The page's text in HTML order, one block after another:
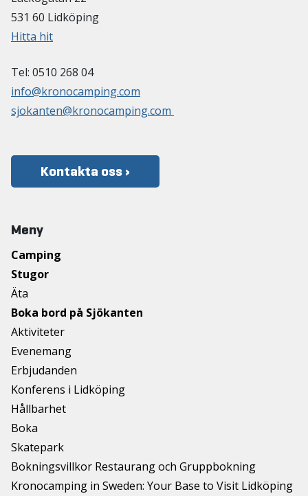
531 60 Lidköping
Hitta hit
Tel: 0510 268 04
info@kronocamping.com
sjokanten@kronocamping.com
Kontakta oss ›
Meny
Camping
Stugor
Äta
Boka bord på Sjökanten
Aktiviteter
Evenemang
Erbjudanden
Konferens i Lidköping
Hållbarhet
Boka
Skatepark
Bokningsvillkor Restaurang och Gruppbokning
Kronocamping in Sweden: Your Base to Visit Lidköping